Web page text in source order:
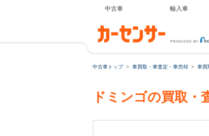
中古車 輸入車
中古車トップ 車買取・車査定・車売却 車買
ドミンゴの買取・